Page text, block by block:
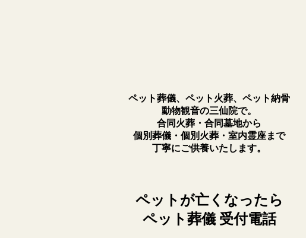
ペット葬儀、ペット火葬、ペット納骨
動物観音の三仙院で。
合同火葬・合同墓地から
個別葬儀・個別火葬・室内霊座まで
丁寧にご供養いたします。
ペットが亡くなったら
ペット葬儀 受付電話